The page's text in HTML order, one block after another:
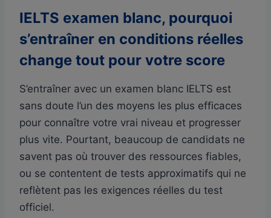
IELTS examen blanc, pourquoi
s’entraîner en conditions réelles
change tout pour votre score
S’entraîner avec un examen blanc IELTS est
sans doute l’un des moyens les plus efficaces
pour connaître votre vrai niveau et progresser
plus vite. Pourtant, beaucoup de candidats ne
savent pas où trouver des ressources fiables,
ou se contentent de tests approximatifs qui ne
reflètent pas les exigences réelles du test
officiel.